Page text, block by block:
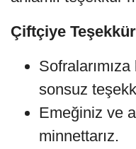
Çiftçiye
sonsuz
Emeğiniz ve
minnettarız.